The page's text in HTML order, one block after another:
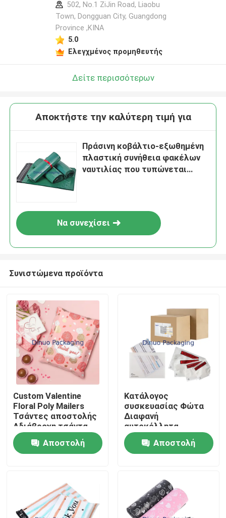
Σπίτι
Βίντεο
502, No.1 ZiJin Road, Liaobu
Town, Dongguan City, Guangdong
Province ,ΚΙΝΑ
5.0
Ελεγχμένος προμηθευτής
Δείτε περισσότερων
Αποκτήστε την καλύτερη τιμή για
Πράσινη κοβάλτιο-εξωθημένη
πλαστική συνήθεια φακέλων
ναυτιλίας που τυπώνεται
Να συνεχίσει
Συνιστώμενα προϊόντα
Custom Valentine
Floral Poly Mailers
Τσάντες αποστολής
Αδιάβροχη τσάντα
αποστολής για
συσκευασίαΑποστολή
Κατάλογος
συσκευασίας Φώτα
Διαφανή
αυτοκόλλητα
Σκανάρισμα Ετικέτες
αποστολής Φώτα
Τσέπες
Αποστολή